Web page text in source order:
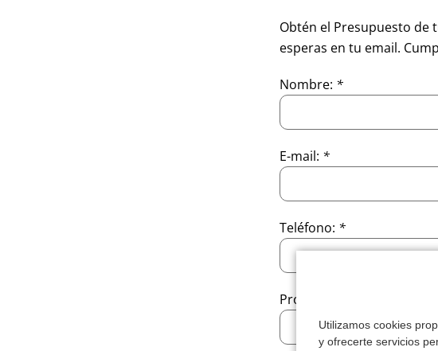
Utilizamos cookies
y ofrecerte servicios
Obtén el Presupuesto de
esperas en tu email.
Nombre: *
E-mail: *
Teléfono: *
Provincia: